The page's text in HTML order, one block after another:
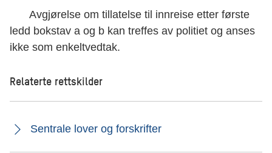
Avgjørelse om tillatelse til innreise etter første
ledd bokstav a og b kan treffes av politiet og anses
ikke som enkeltvedtak.
Relaterte rettskilder
Sentrale lover og forskrifter